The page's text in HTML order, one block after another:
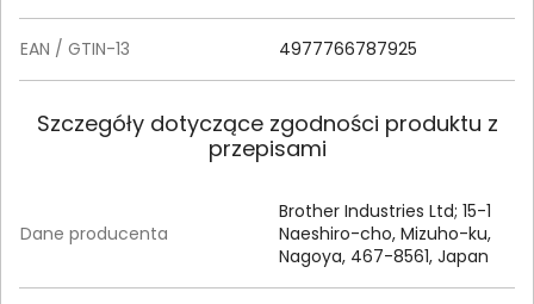
EAN / GTIN-13 4977766787925
Szczegóły dotyczące zgodności produktu z
przepisami
Dane producenta
Brother Industries Ltd; 15-1
Naeshiro-cho, Mizuho-ku,
Nagoya, 467-8561, Japan